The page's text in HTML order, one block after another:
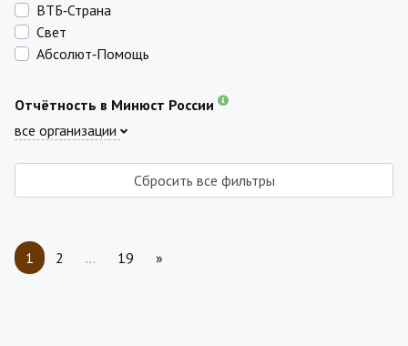
ВТБ‑Страна
Свет
Абсолют‑Помощь
Отчётность в Минюст России
все организации
Сбросить все фильтры
1 2 … 19 »